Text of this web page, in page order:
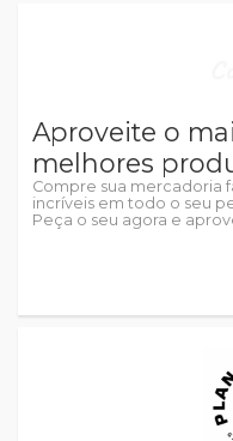
Aproveite o
melhores
Compre sua mercadoria
incríveis em todo o seu
Peça o seu agora e